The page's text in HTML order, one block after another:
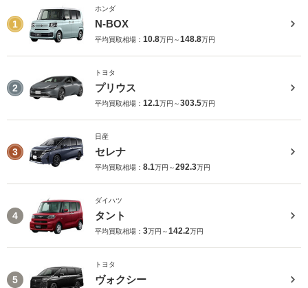
1
ホンダ
N-BOX
平均買取相場： 10.8万円～148.8万円
2
トヨタ
プリウス
平均買取相場： 12.1万円～303.5万円
3
日産
セレナ
平均買取相場： 8.1万円～292.3万円
4
ダイハツ
タント
平均買取相場： 3万円～142.2万円
5
トヨタ
ヴォクシー